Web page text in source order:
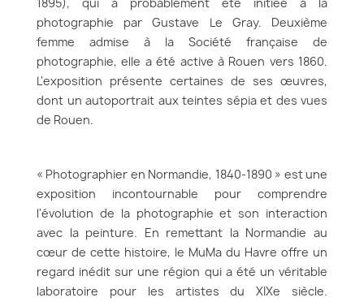
photographie par Gustave Le Gray. Deuxième
femme admise à la Société française de
photographie, elle a été active à Rouen vers 1860.
L'exposition présente certaines de ses œuvres,
dont un autoportrait aux teintes sépia et des vues
de Rouen.
« Photographier en Normandie, 1840-1890 » est une
exposition incontournable pour comprendre
l'évolution de la photographie et son interaction
avec la peinture. En remettant la Normandie au
cœur de cette histoire, le MuMa du Havre offre un
regard inédit sur une région qui a été un véritable
laboratoire pour les artistes du XIXe siècle.